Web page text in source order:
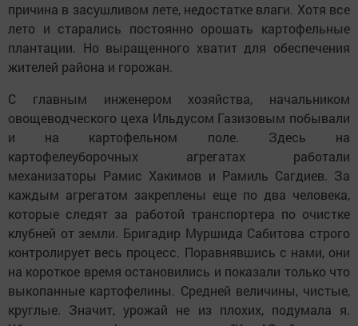
причина в засушливом лете, недостатке влаги. Хотя все
лето и старались постоянно орошать картофельные
плантации. Но выращенного хватит для обеспечения
жителей района и горожан.
С главным инженером хозяйства, начальником
овощеводческого цеха Ильдусом Газизовым побывали
и на картофельном поле. Здесь на
картофелеуборочных агрегатах работали
механизаторы Рамис Хакимов и Рамиль Сагдиев. За
каждым агрегатом закреплены еще по два человека,
которые следят за работой транспортера по очистке
клубней от земли. Бригадир Муршида Сабитова строго
контролирует весь процесс. Поравнявшись с нами, они
на короткое время остановились и показали только что
выкопанные картофелины. Средней величины, чистые,
круглые. Значит, урожай не из плохих, подумала я.